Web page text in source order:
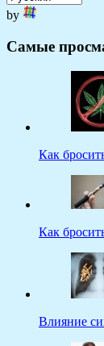
by
Самые
Как
Как
Влияние